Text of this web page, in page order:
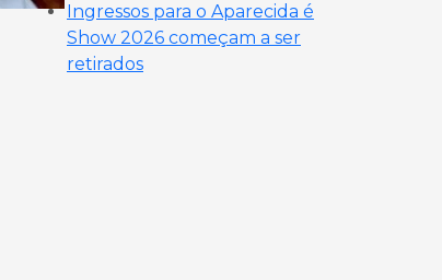
Ingressos para o Aparecida é
Show 2026 começam a ser
retirados